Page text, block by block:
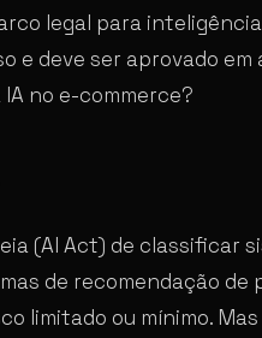
legal para
deve ser aprovado em
no e-commerce?
(AI Act) de classificar
de recomendação
limitado ou mínimo.